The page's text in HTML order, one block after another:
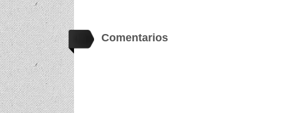
Comentarios